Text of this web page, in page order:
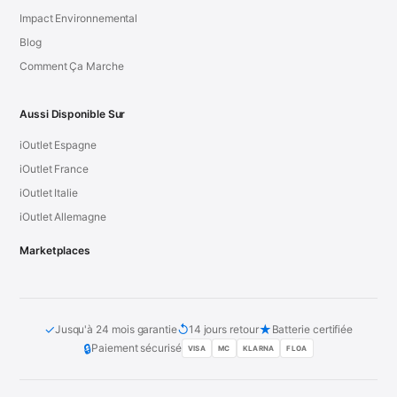
Impact Environnemental
Blog
Comment Ça Marche
Aussi Disponible Sur
iOutlet Espagne
iOutlet France
iOutlet Italie
iOutlet Allemagne
Marketplaces
✓Jusqu'à 24 mois garantie↺14 jours retour★ Batterie certifiée
🔒Paiement sécurisé VISA MC KLARNA FLOA